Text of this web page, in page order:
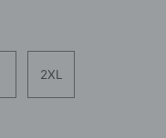
2XL